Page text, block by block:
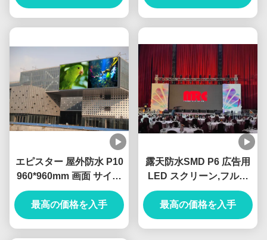
示板
エピスター 屋外防水 P10
960*960mm 画面 サイズ
大 LED 掲示板 スクリー
ン
最高の価格を入手
露天防水SMD P6 広告用
LED スクリーン,フルカ
ラー,高い明るさ
最高の価格を入手